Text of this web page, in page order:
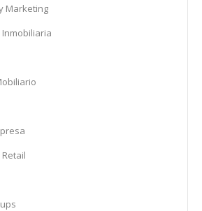
Marketing
Inmobiliaria